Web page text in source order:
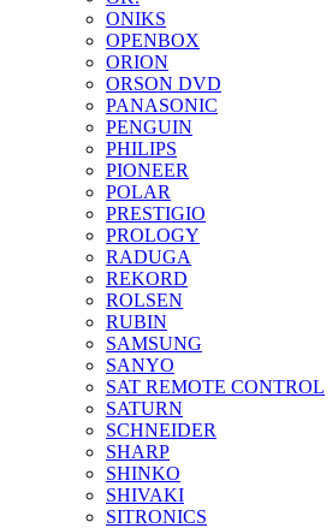
ONIKS
OPENBOX
ORION
ORSON DVD
PANASONIC
PENGUIN
PHILIPS
PIONEER
POLAR
PRESTIGIO
PROLOGY
RADUGA
REKORD
ROLSEN
RUBIN
SAMSUNG
SANYO
SAT REMOTE CONTROL
SATURN
SCHNEIDER
SHARP
SHINKO
SHIVAKI
SITRONICS